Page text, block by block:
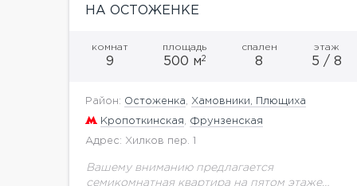
НА ОСТОЖЕНКЕ
комнат
9
площадь
500 м2
спален
8
этаж
5 / 8
Район: Остоженка Хамовники, Плющиха
Кропоткинская Фрунзенская
Адрес: Хилков пер. 1
Вашему вниманию предлагается
семикомнатная квартира на пятом этаже